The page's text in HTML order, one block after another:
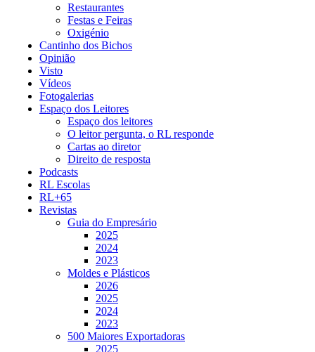
Restaurantes
Festas e Feiras
Oxigénio
Cantinho dos Bichos
Opinião
Visto
Vídeos
Fotogalerias
Espaço dos Leitores
Espaço dos leitores
O leitor pergunta, o RL responde
Cartas ao diretor
Direito de resposta
Podcasts
RL Escolas
RL+65
Revistas
Guia do Empresário
2025
2024
2023
Moldes e Plásticos
2026
2025
2024
2023
500 Maiores Exportadoras
2025